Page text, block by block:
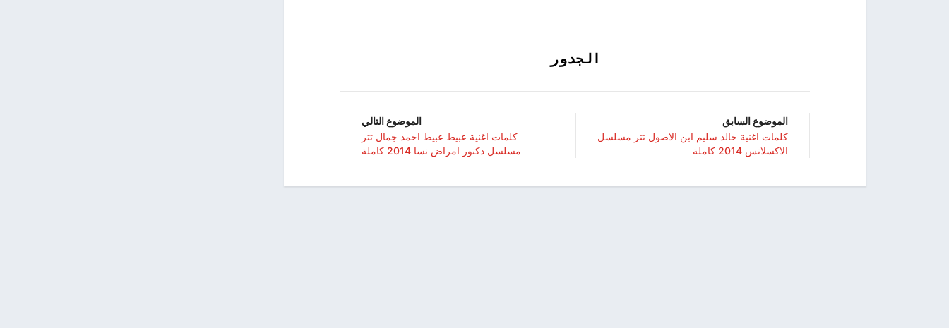
الجدور
الموضوع السابق
كلمات اغنية خالد سليم ابن الاصول تتر مسلسل
الاكسلانس 2014 كاملة
الموضوع التالي
كلمات اغنية عبيط عبيط احمد جمال تتر
مسلسل دكتور امراض نسا 2014 كاملة